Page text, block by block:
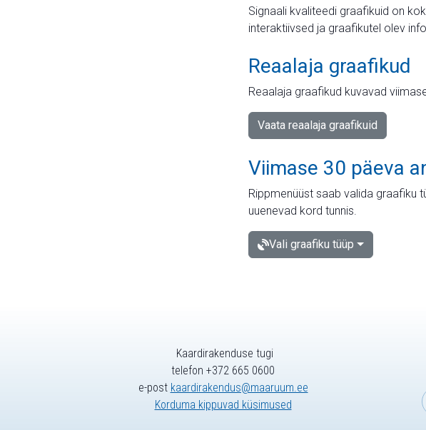
Signaali kvaliteedi graafikuid on
interaktiivsed ja graafikutel olev
Reaalaja graafikud
Reaalaja graafikud kuvavad
Vaata reaalaja graafikuid
Viimase 30 päeva
Rippmenüüst saab valida graafiku
uuenevad kord tunnis.
Vali graafiku tüüp
Kaardirakenduse tugi
telefon +372 665 0600
e-post kaardirakendus@maaruum.ee
Korduma kippuvad küsimused